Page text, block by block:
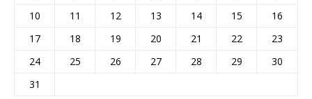
10
11 12 13 14 15
16
17
18 19 20 21 22
23
24
25 26 27 28 29
30
31